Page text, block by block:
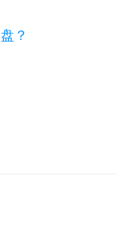
？